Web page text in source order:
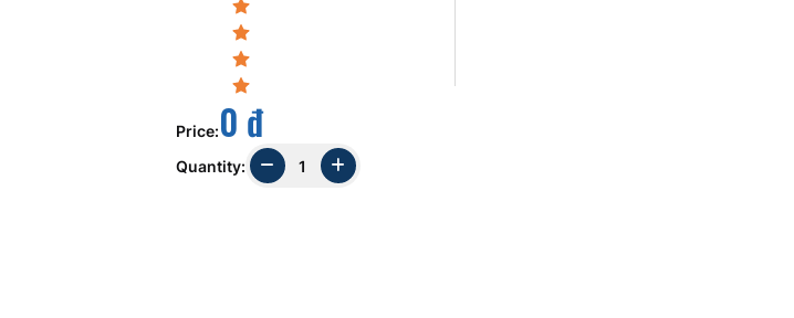
Price:0 đ
Quantity: